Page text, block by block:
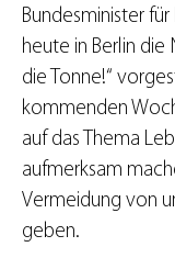
Bundesminister
heute in Berlin die
die Tonne!“
kommenden
auf das Thema
aufmerksam
Vermeidung von
geben.